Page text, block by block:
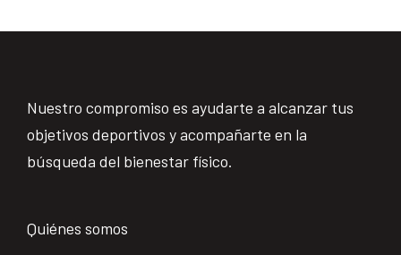
Nuestro compromiso es ayudarte a alcanzar tus
objetivos deportivos y acompañarte en la
búsqueda del bienestar físico.
Quiénes somos